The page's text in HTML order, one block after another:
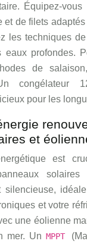
Équipez-
et de filets
les techniques
eaux profondes.
de
Un congélateur
pour les
et
est
silencieuse,
et votre
une éolienne
mer. Un MPPT